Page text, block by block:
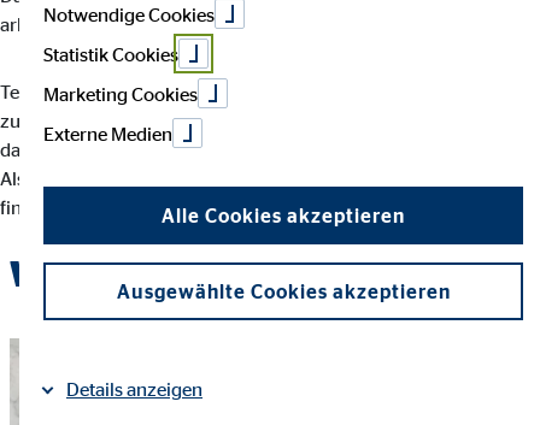
arbeitet, wenn man seinem eigenen Rhythmus folgt.
Teamarbeit und intensiver Austausch sind für uns der Schlüssel
zu besten Ergebnissen. Dein Arbeitsalltag ist abwechslungsreich,
da jede Kundin und jeder Kunde individuelle Lösungen braucht.
Als OVB-Berater*in unterstützt du deine Kund*innen bei
finanziellen Entscheidungen und der Erreichung ihrer Ziele.
Werde Teil des OVB-Teams
Notwendige Cookies
Statistik Cookies
Marketing Cookies
Externe Medien
Alle Cookies akzeptieren
Ausgewählte Cookies akzeptieren
Details anzeigen